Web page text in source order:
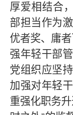
厚爱相结合
部担当作为
优者奖、庸
强年轻干部
党组织应坚
加强对年轻
重强化职务